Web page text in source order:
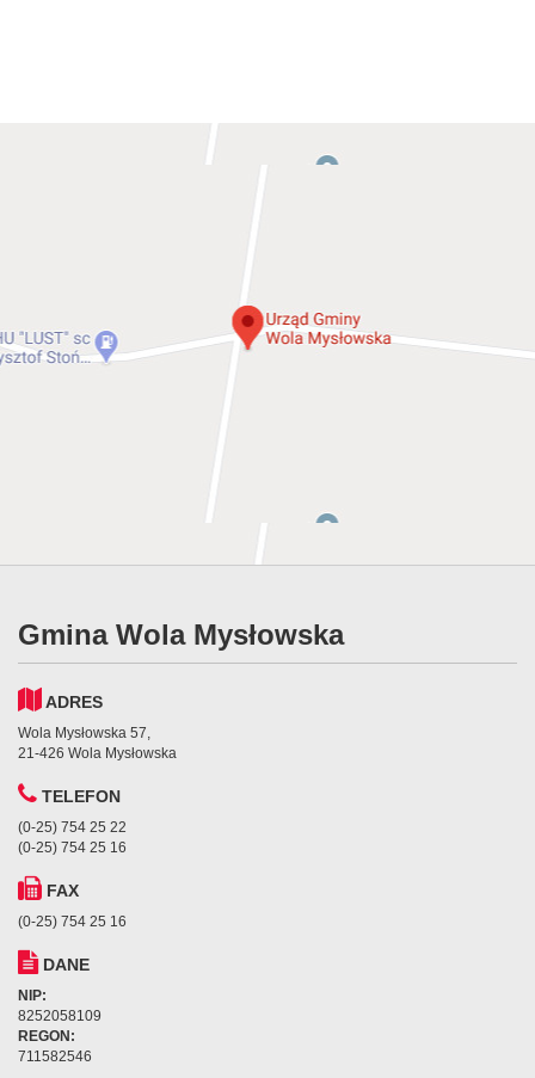
Gmina Wola Mysłowska
ADRES
Wola Mysłowska 57,
21-426 Wola Mysłowska
TELEFON
(0-25) 754 25 22
(0-25) 754 25 16
FAX
(0-25) 754 25 16
DANE
NIP:
8252058109
REGON:
711582546